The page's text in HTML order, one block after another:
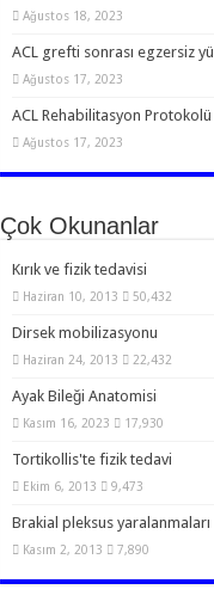
Ağustos 18, 2023
ACL grefti sonrası egzersiz
Ağustos 17, 2023
ACL Rehabilitasyon Protokolü
Ağustos 17, 2023
Çok Okunanlar
Kırık ve fizik tedavisi
Haziran 10, 2013 50,432
Dirsek mobilizasyonu
Haziran 24, 2013 22,432
Ayak Bileği Anatomisi
Kasım 16, 2023 17,930
Tortikollis'te fizik tedavi
Ekim 6, 2013 9,473
Brakial pleksus yaralanmaları
Kasım 2, 2013 7,890